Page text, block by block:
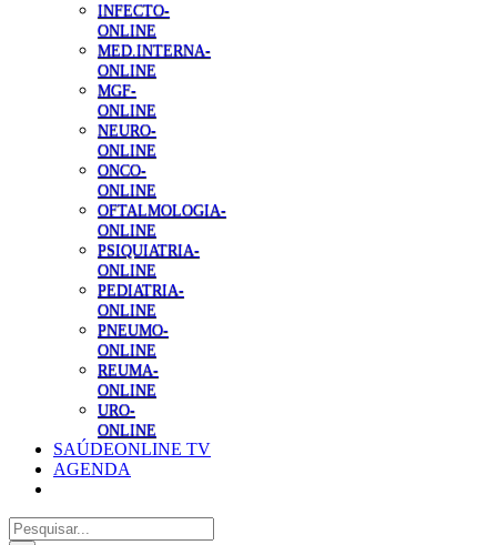
INFECTO-
ONLINE
MED.INTERNA-
ONLINE
MGF-
ONLINE
NEURO-
ONLINE
ONCO-
ONLINE
OFTALMOLOGIA-
ONLINE
PSIQUIATRIA-
ONLINE
PEDIATRIA-
ONLINE
PNEUMO-
ONLINE
REUMA-
ONLINE
URO-
ONLINE
SAÚDEONLINE TV
AGENDA
Pesquisar